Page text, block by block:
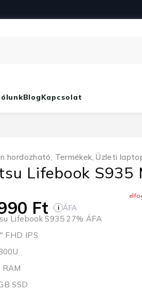
BlogKapcsolat
hordozható, Termékek,Üzleti
Lifebook S935
Ft i ÁFA
Lifebook S935 27% ÁFA
FHD IPS
RAM
SSD